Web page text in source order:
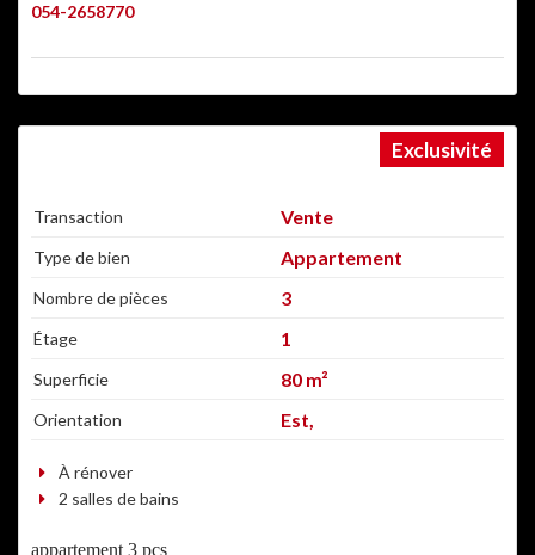
054-2658770
Exclusivité
Transaction Vente
Type de bien Appartement
Nombre de pièces 3
Étage 1
Superficie 80 m²
Orientation Est,
À rénover
2 salles de bains
appartement 3 pcs